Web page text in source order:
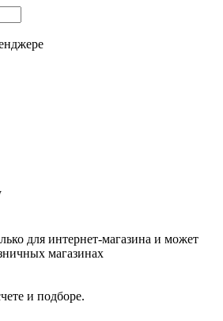
для интернет-магазина и может
магазинах
и подборе.